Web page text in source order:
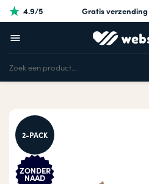
4.9/5 Gratis verzending
2-PACK
ZONDER
NAAD